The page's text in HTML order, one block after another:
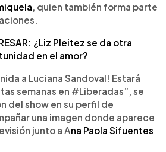
, quien también forma parte
¿Liz Pleitez se da otra
en el amor?
a Luciana Sandoval! Estará
semanas en #Liberadas”, se
del show en su perfil de
una imagen donde aparece
junto a Ana Paola Sifuentes